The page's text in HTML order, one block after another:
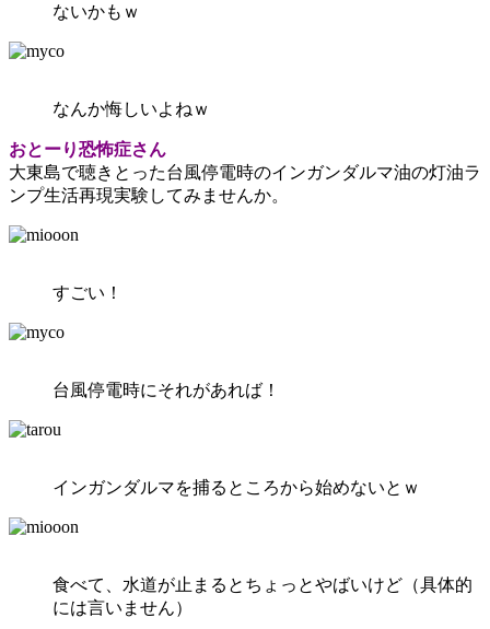
ないかもｗ
なんか悔しいよねｗ
おとーり恐怖症さん
大東島で聴きとった台風停電時のインガンダルマ油の灯油ラ
ンプ生活再現実験してみませんか。
すごい！
台風停電時にそれがあれば！
インガンダルマを捕るところから始めないとｗ
食べて、水道が止まるとちょっとやばいけど（具体的
には言いません）